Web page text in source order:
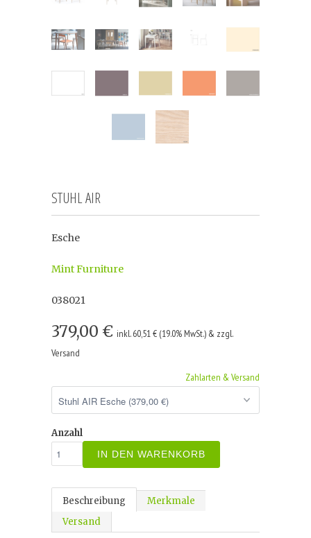
STUHL AIR
Esche
Mint Furniture
038021
379,00 € inkl. 60,51 € (19.0% MwSt.) & zzgl.
Versand
Zahlarten & Versand
Anzahl
IN DEN WARENKORB
Beschreibung
Merkmale
Versand